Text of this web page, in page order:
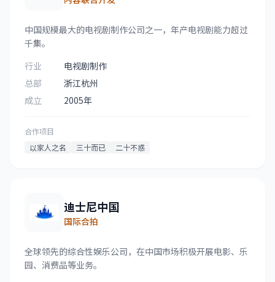
中国规模最大的电视剧制作公司之一，年产电视剧能力超过
千集。
行业
电视剧制作
总部
浙江杭州
成立
2005年
合作项目
以家人之名
三十而已 二十不惑
迪士尼中国
国际合拍
全球领先的综合性娱乐公司，在中国市场积极开展电影、乐
园、消费品等业务。